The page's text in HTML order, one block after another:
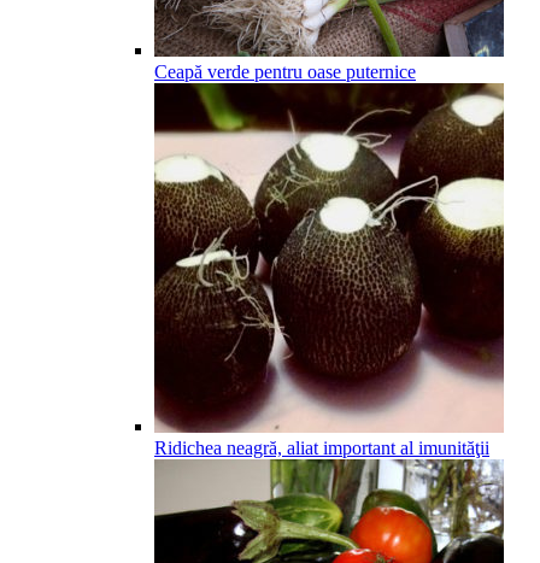
Ceapă verde pentru oase puternice
Ridichea neagră, aliat important al imunităţii